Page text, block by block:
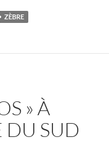
ZÈBRE
» À
DU SUD